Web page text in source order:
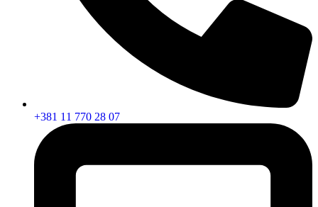
+381 11 770 28 07